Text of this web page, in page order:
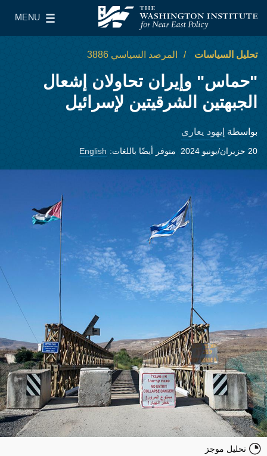
معهد واشنطن لسياسات الشرق الأدنى
MENU
Main Menu
تحليل السياسات المرصد السياسي 3886
"حماس" وإيران تحاولان إشعال
الجبهتين الشرقيتين لإسرائيل
بواسطة إيهود يعاري
20 حزيران/يونيو 2024 متوفر أيضًا باللغات: English
تحليل موجز